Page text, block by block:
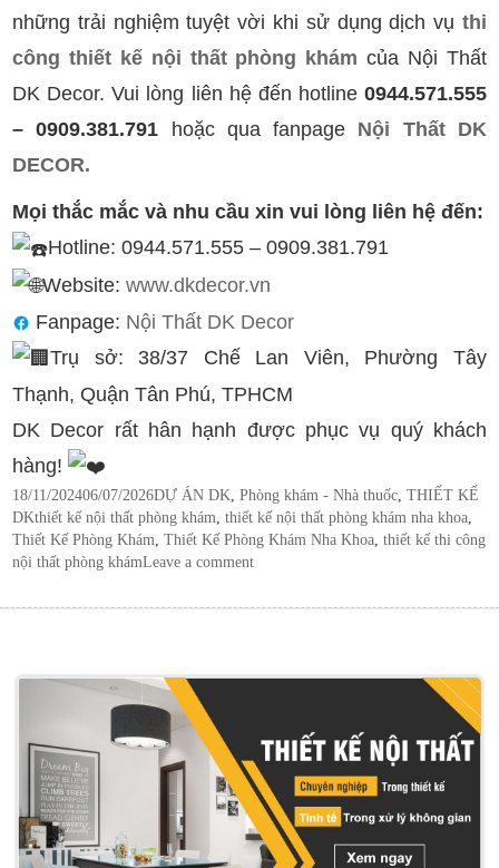
những trải nghiệm tuyệt vời khi sử dụng dịch vụ thi
công thiết kế nội thất phòng khámcủa Nội Thất
DK Decor. Vui lòng liên hệ đến hotline0944.571.555
– 0909.381.791
hoặc qua fanpage Nội Thất DK
DECOR.
Mọi thắc mắc và nhu cầu xin vui lòng liên hệ đến:
Hotline: 0944.571.555 – 0909.381.791
Website:www.dkdecor.vn
Fanpage: Nội Thất DK Decor
Trụ sở: 38/37 Chế Lan Viên, Phường Tây
Thạnh, Quận Tân Phú, TPHCM
DK Decor rất hân hạnh được phục vụ quý khách
hàng!
Posted
on
18/11/202406/07/2026Categories
DỰ ÁN DK,Phòng khám - Nhà thuốc,THIẾT KẾ
DKTags
thiết kế nội thất phòng khám,thiết kế nội thất phòng khám nha khoa,
Thiết Kế Phòng Khám,Thiết Kế Phòng Khám Nha Khoa,thiết kế thi công
nội thất phòng khámLeave a comment